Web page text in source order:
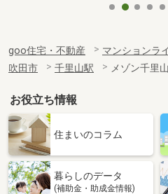
goo住宅・不動産 マンションラ
吹田市
千里山駅 メゾン千里
お役立ち情報
住まいのコラム
暮らしのデータ
(補助金・助成金情報)